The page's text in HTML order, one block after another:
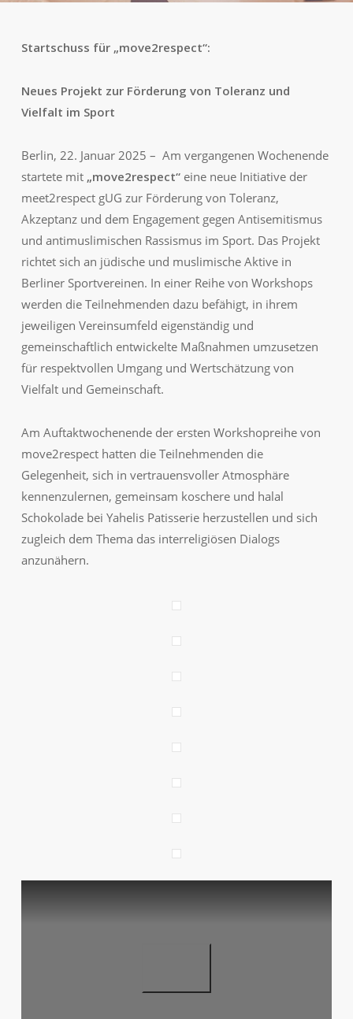
Startschuss für „move2respect“:
Neues Projekt zur Förderung von Toleranz und
Vielfalt im Sport
Berlin, 22. Januar 2025 – Am vergangenen Wochenende
startete mit „move2respect“eine neue Initiative der
meet2respect gUG zur Förderung von Toleranz,
Akzeptanz und dem Engagement gegen Antisemitismus
und antimuslimischen Rassismus im Sport. Das Projekt
richtet sich an jüdische und muslimische Aktive in
Berliner Sportvereinen. In einer Reihe von Workshops
werden die Teilnehmenden dazu befähigt, in ihrem
jeweiligen Vereinsumfeld eigenständig und
gemeinschaftlich entwickelte Maßnahmen umzusetzen
für respektvollen Umgang und Wertschätzung von
Vielfalt und Gemeinschaft.
Am Auftaktwochenende der ersten Workshopreihe von
move2respect hatten die Teilnehmenden die
Gelegenheit, sich in vertrauensvoller Atmosphäre
kennenzulernen, gemeinsam koschere und halal
Schokolade bei Yahelis Patisserie herzustellen und sich
zugleich dem Thema das interreligiösen Dialogs
anzunähern.